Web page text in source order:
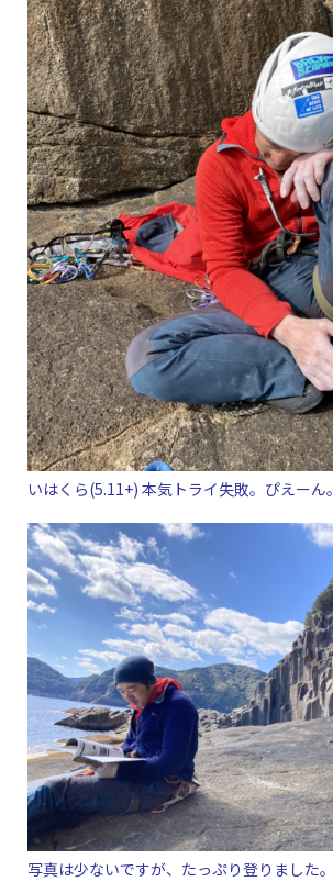
いはくら(5.11+) 本気トライ失敗。ぴえーん。
写真は少ないですが、たっぷり登りました。